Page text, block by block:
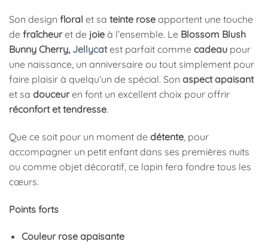
Son design floral et sa teinte rose apportent une touche
de fraîcheuret de joie à l’ensemble. Le Blossom Blush
Bunny Cherry, Jellycatest parfait comme cadeau pour
une naissance, un anniversaire ou tout simplement pour
faire plaisir à quelqu’un de spécial. Son aspect apaisant
et sa douceuren font un excellent choix pour offrir
réconfort et tendresse.
Que ce soit pour un moment de détente , pour
accompagner un petit enfant dans ses premières nuits
ou comme objet décoratif, ce lapin fera fondre tous les
cœurs.
Points forts
Couleur rose apaisante